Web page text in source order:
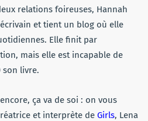
relations foireuses, Hannah
et tient un blog où elle
Elle finit par
mais elle est incapable de
son livre.
ça va de soi : on vous
et interprète de Girls, Lena